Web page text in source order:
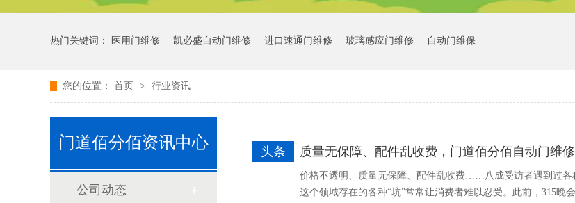
热门关键词： 医用门维修 凯必盛自动门维修 进口速通门维修 玻璃感应门维修 自动门维保
您的位置： 首页 > 行业资讯
门道佰分佰资讯中心
公司动态
质量无保障、配件乱收费，门道佰分佰自动门维
头条
价格不透明、质量无保障、配件乱收费……八成受访者遇到过各
这个领域存在的各种“坑”常常让消费者难以忍受。此前，315